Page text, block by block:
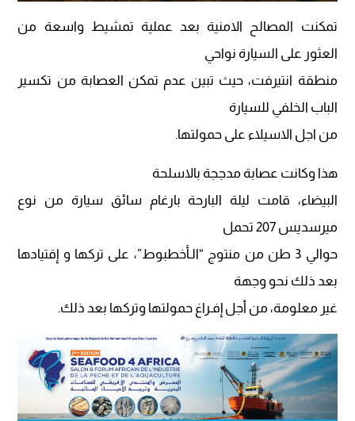
تمكنت المصالح الامنية بعد عملية تمشيط واسعة من
العثور على السيارة نواحي
منطقة انتيرفت، حيث تبين عدم تمكن العصابة من تكسير
الباب الخلفي للسيارة
من اجل الاسيلاء على حمولتها.
هذا وكانت عصابة مدججة بالاسلحة
البيضاء، قامت ليلة البارحة بارغام سائق سيارة من نوع
ميرسديس 207 تحمل
حوالي 3 طن من منتوج “الـأخطبوط”، على تركها و إقتيادها
بعد ذلك نحو وجهة
غير معلومة، من أجل إفـراغ حمولتها وتركها بعد ذلك.